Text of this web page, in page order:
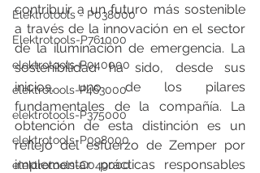
Elektrotools - P038000
Elektrotools-P761000
elektrotools-P040000
elektrotools-P463000
elektrotools-P375000
elektrotools-P098000
elektrotools-C049000
contribuir a un futuro más sostenible
a través de la innovación en el sector
de la iluminación de emergencia. La
sostenibilidad ha sido, desde sus
inicios, uno de los pilares
fundamentales de la compañía. La
obtención de esta distinción es un
reflejo del esfuerzo de Zemper por
implementar prácticas responsables